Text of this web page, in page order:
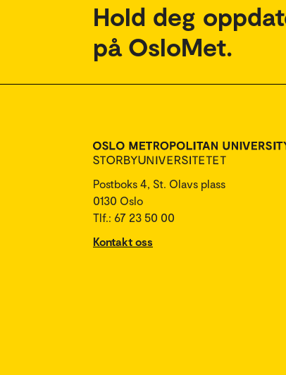
Hold deg
på OsloMet.
Postboks 4, St. Olavs plass
0130 Oslo
Tlf.: 67 23 50 00
Kontakt oss